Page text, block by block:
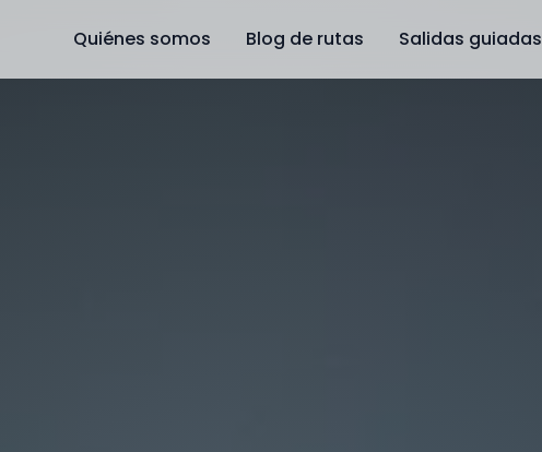
Quiénes somos Blog de rutas Salidas guiadas